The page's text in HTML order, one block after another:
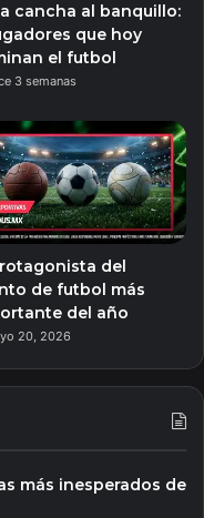
cancha al banquillo:
que hoy
el futbol
3 semanas
del
de futbol más
del año
20, 2026
más inesperados de